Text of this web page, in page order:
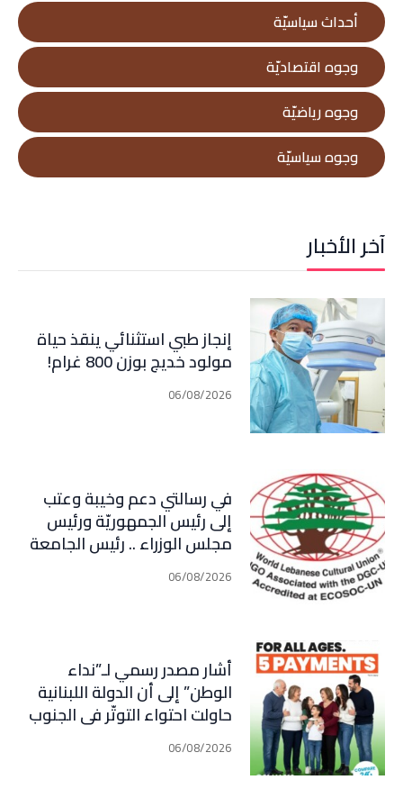
أحداث سياسيّة
وجوه اقتصاديّة
وجوه رياضيّة
وجوه سياسيّة
آخر الأخبار
إنجاز طبي استثنائي ينقذ حياة
مولود خديج بوزن 800 غرام!
06/08/2026
في رسالتي دعم وخيبة وعتب
إلى رئيس الجمهوريّة ورئيس
مجلس الوزراء .. رئيس الجامعة
اللبنانية الثقافيّة في العالم
(WLCU) يؤكد دعم الدّولة06/08/2026
أشار مصدر رسمي لـ”نداء
الوطن” إلى أن الدولة اللبنانية
حاولت احتواء التوتّر في الجنوب
عبر إجراء سلسلة اتصالات
دبلوماسية وأمنية، لكن عدم
06/08/2026